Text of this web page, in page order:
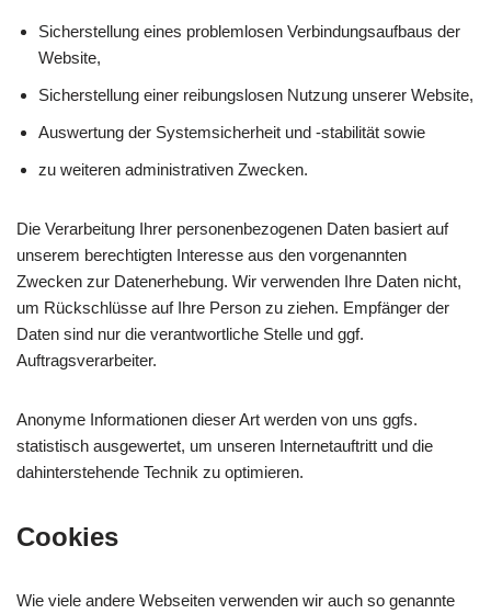
Sicherstellung eines problemlosen Verbindungsaufbaus der
Website,
Sicherstellung einer reibungslosen Nutzung unserer Website,
Auswertung der Systemsicherheit und -stabilität sowie
zu weiteren administrativen Zwecken.
Die Verarbeitung Ihrer personenbezogenen Daten basiert auf
unserem berechtigten Interesse aus den vorgenannten
Zwecken zur Datenerhebung. Wir verwenden Ihre Daten nicht,
um Rückschlüsse auf Ihre Person zu ziehen. Empfänger der
Daten sind nur die verantwortliche Stelle und ggf.
Auftragsverarbeiter.
Anonyme Informationen dieser Art werden von uns ggfs.
statistisch ausgewertet, um unseren Internetauftritt und die
dahinterstehende Technik zu optimieren.
Cookies
Wie viele andere Webseiten verwenden wir auch so genannte